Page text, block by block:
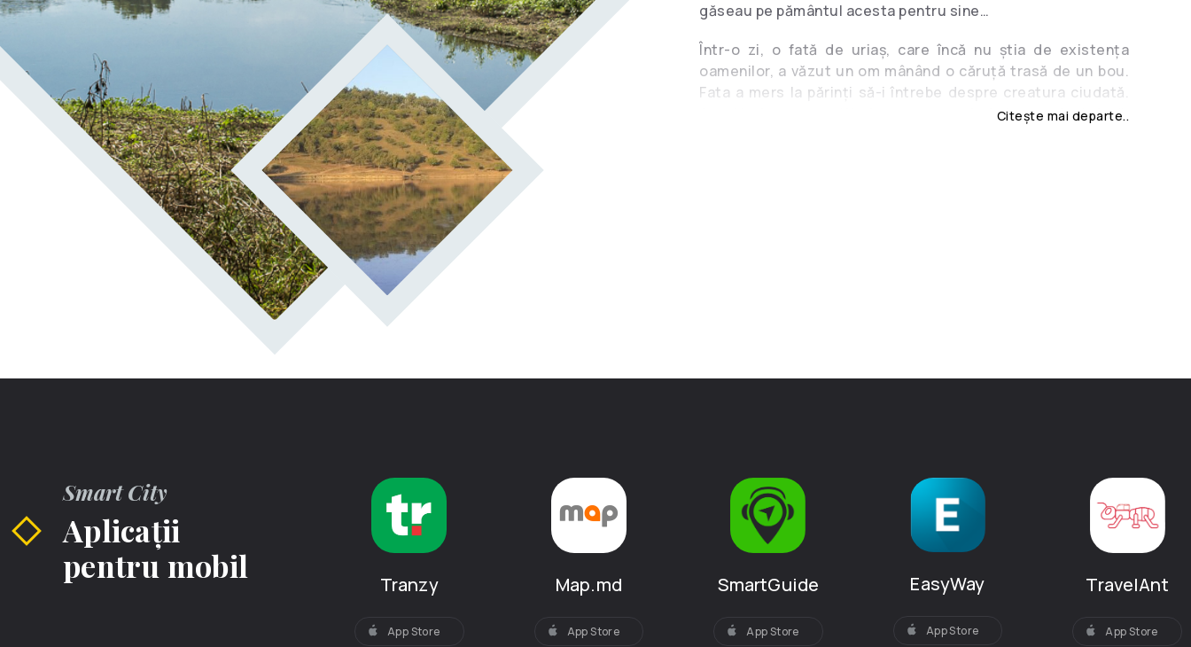
găseau pe pământul acesta pentru sine…
Într-o zi, o fată de uriaș, care încă nu știa de existența
oamenilor, a văzut un om mânând o căruță trasă de un bou.
Fata a mers la părinți să-i întrebe despre creatura ciudată.
Aceștia i-au povestit despre oameni și despre faptul că,
Citește mai departe..
Smart City
Aplicații
pentru mobil
Tranzy
App Store
Map.md
App Store
SmartGuide
App Store
EasyWay
App Store
TravelAnt
App Store